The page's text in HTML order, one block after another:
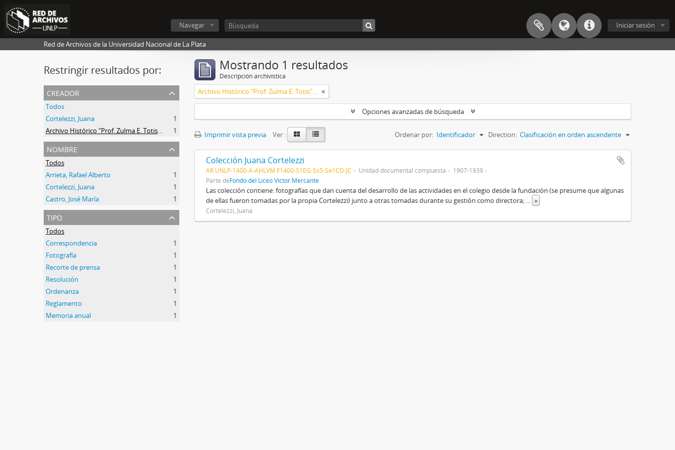
Iniciar sesión
Navegar
Red de Archivos de la Universidad Nacional de La Plata
Restringir resultados por:
creador
Todos
Cortelezzi, Juana
1
Archivo Histórico "Prof. Zulma E. Totis" Liceo Víctor Mercante
1
nombre
Todos
Arrieta, Rafael Alberto
1
Cortelezzi, Juana
1
Castro, José María
1
tipo
Todos
Correspondencia
1
Fotografía
1
Recorte de prensa
1
Resolución
1
Ordenanza
1
Reglamento
1
Memoria anual
1
Mostrando 1 resultados
Descripción archivística
Archivo Histórico "Prof. Zulma E. Totis" Liceo Víctor Mercante
Opciones avanzadas de búsqueda
Imprimir vista previa Ver : Ordenar por: Identificador Direction: Clasificación en orden ascendente
Colección Juana Cortelezzi
AR UNLP-1400-A-AHLVM F1400-S1EG-Ss5-Se1CD-JC Unidad documental compuesta
1907-1939
Parte deFondo del Liceo Víctor Mercante
Las colección contiene: fotografías que dan cuenta del desarrollo de las actividades en el colegio desde la fundación (se presume que algunas
de ellas fueron tomadas por la propia Cortelezzi) junto a otras tomadas durante su gestión como directora; ... »
Cortelezzi, Juana